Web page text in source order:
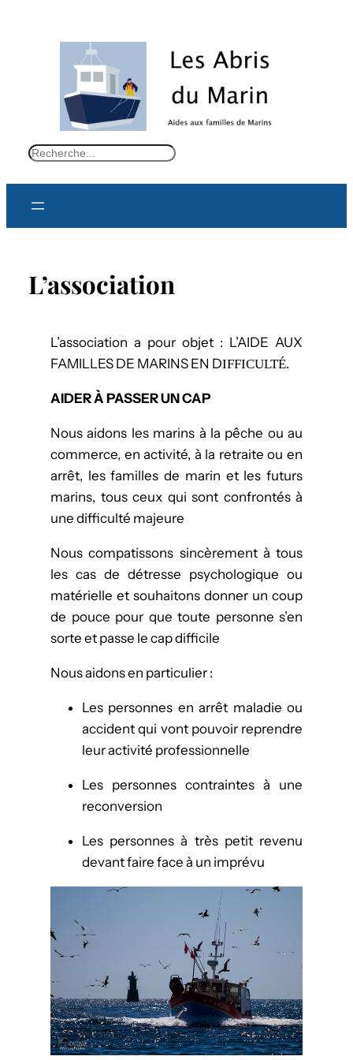
S
L’association
L’association a pour objet : L’AIDE AUX
FAMILLES DE MARINS EN DIFFICULTÉ.
AIDER À PASSER UN CAP
Nous aidons les marins à la pêche ou au
commerce, en activité, à la retraite ou en
arrêt, les familles de marin et les futurs
marins, tous ceux qui sont confrontés à
une difficulté majeure
Nous compatissons sincèrement à tous
les cas de détresse psychologique ou
matérielle et souhaitons donner un coup
de pouce pour que toute personne s’en
sorte et passe le cap difficile
Nous aidons en particulier :
Les personnes en arrêt maladie ou
accident qui vont pouvoir reprendre
leur activité professionnelle
Les personnes contraintes à une
reconversion
Les personnes à très petit revenu
devant faire face à un imprévu